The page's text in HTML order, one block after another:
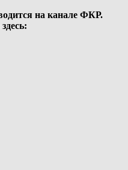
на канале ФКР.